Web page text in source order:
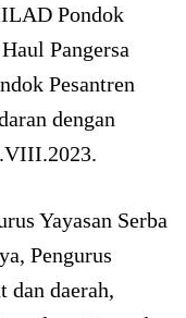
Pondok
Pangersa
Pesantren
dengan
Yayasan Serba
Pengurus
dan daerah,